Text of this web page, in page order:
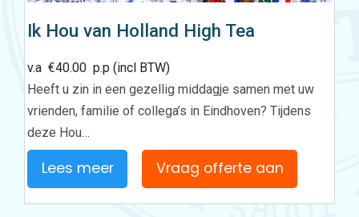
Ik Hou van Holland High Tea
v.a€40.00 p.p (incl BTW)
Heeft u zin in een gezellig middagje samen met uw
vrienden, familie of collega’s in Eindhoven? Tijdens
deze Hou…
Lees meer Vraag offerte aan